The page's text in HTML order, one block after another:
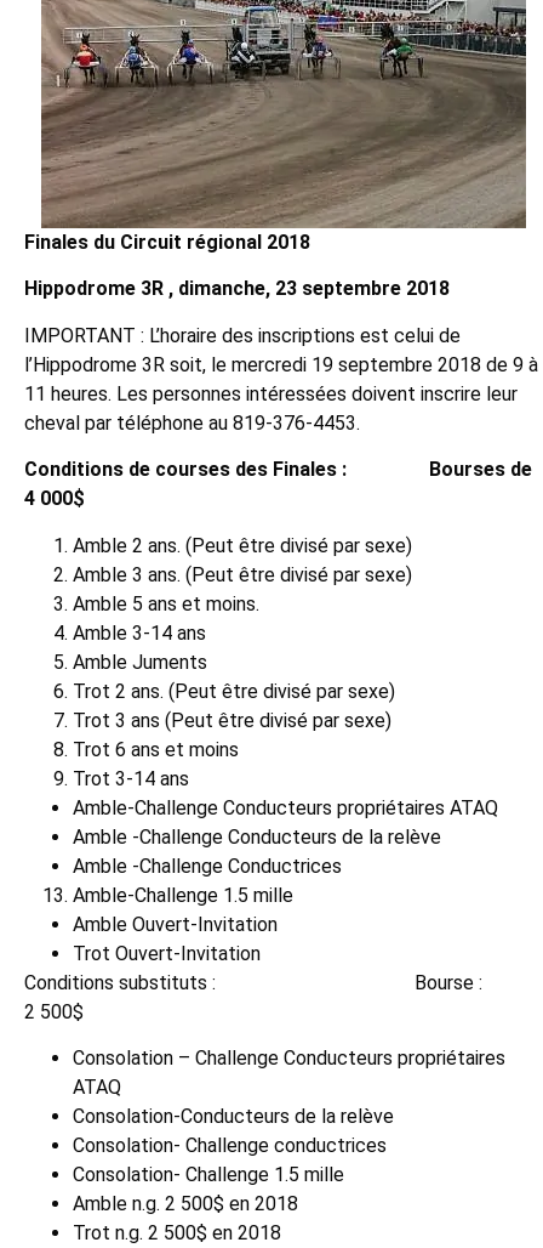
Finales du Circuit régional 2018
Hippodrome 3R , dimanche, 23 septembre 2018
IMPORTANT : L’horaire des inscriptions est celui de
l’Hippodrome 3R soit, le mercredi 19 septembre 2018 de 9 à
11 heures. Les personnes intéressées doivent inscrire leur
cheval par téléphone au 819-376-4453.
Conditions de courses des Finales : Bourses de
4 000$
Amble 2 ans. (Peut être divisé par sexe)
Amble 3 ans. (Peut être divisé par sexe)
Amble 5 ans et moins.
Amble 3-14 ans
Amble Juments
Trot 2 ans. (Peut être divisé par sexe)
Trot 3 ans (Peut être divisé par sexe)
Trot 6 ans et moins
Trot 3-14 ans
Amble-Challenge Conducteurs propriétaires ATAQ
Amble -Challenge Conducteurs de la relève
Amble -Challenge Conductrices
Amble-Challenge 1.5 mille
Amble Ouvert-Invitation
Trot Ouvert-Invitation
Conditions substituts : Bourse :
2 500$
Consolation – Challenge Conducteurs propriétaires
ATAQ
Consolation-Conducteurs de la relève
Consolation- Challenge conductrices
Consolation- Challenge 1.5 mille
Amble n.g. 2 500$ en 2018
Trot n.g. 2 500$ en 2018